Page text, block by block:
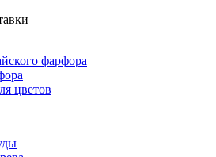
фарфора
цветов